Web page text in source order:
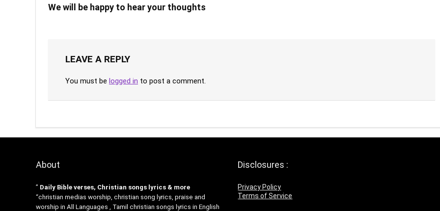
We will be happy to hear your thoughts
LEAVE A REPLY
You must be logged in to post a comment.
About
” Daily Bible verses, Christian songs lyrics & more
“christian medias worship, christian song lyrics, praise and
worship in All Languages , Tamil christian songs lyrics in English
Disclosures :
Privacy Policy
Terms of Service